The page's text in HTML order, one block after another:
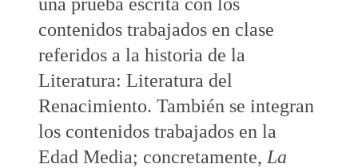
contenidos trabajados en clase
referidos a la historia de la
Literatura: Literatura del
Renacimiento. También se integran
los contenidos trabajados en la
Edad Media; concretamente, La